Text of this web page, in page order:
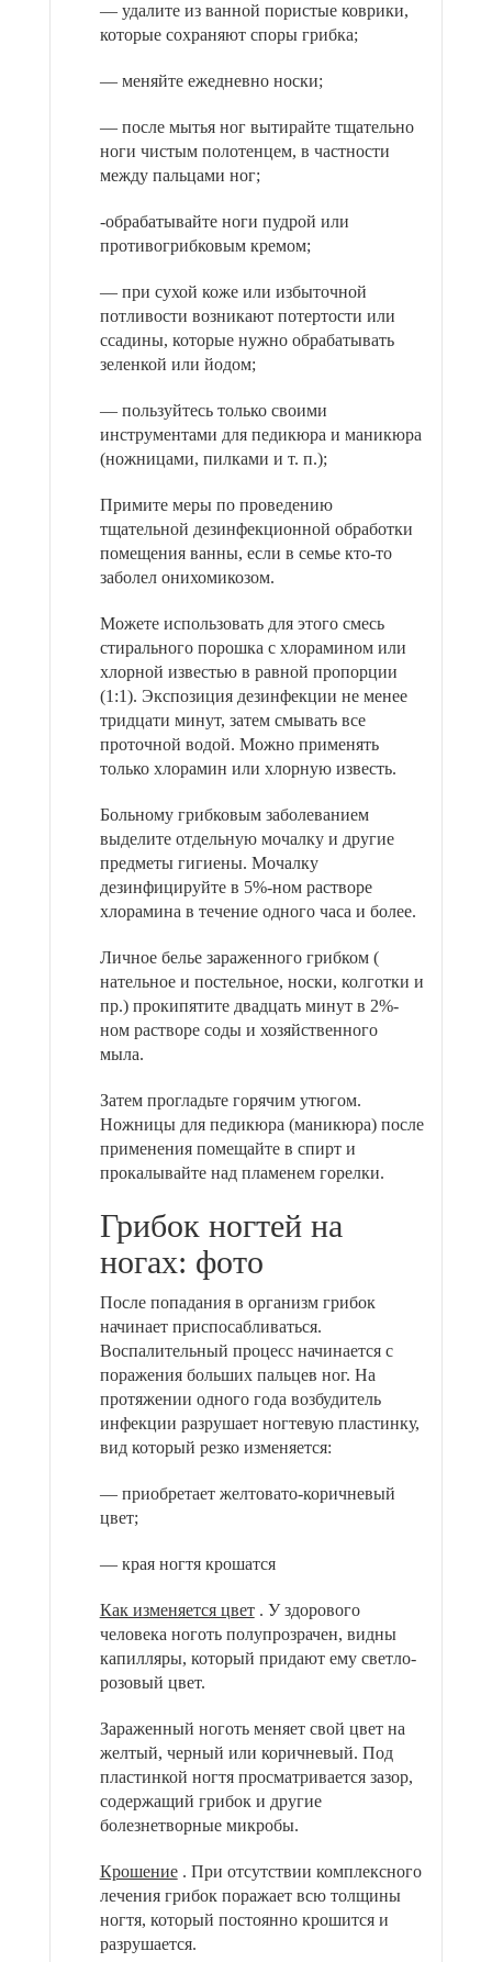
— удалите из ванной пористые коврики,
которые сохраняют споры грибка;
— меняйте ежедневно носки;
— после мытья ног вытирайте тщательно
ноги чистым полотенцем, в частности
между пальцами ног;
-обрабатывайте ноги пудрой или
противогрибковым кремом;
— при сухой коже или избыточной
потливости возникают потертости или
ссадины, которые нужно обрабатывать
зеленкой или йодом;
— пользуйтесь только своими
инструментами для педикюра и маникюра
(ножницами, пилками и т. п.);
Примите меры по проведению
тщательной дезинфекционной обработки
помещения ванны, если в семье кто-то
заболел онихомикозом.
Можете использовать для этого смесь
стирального порошка с хлорамином или
хлорной известью в равной пропорции
(1:1). Экспозиция дезинфекции не менее
тридцати минут, затем смывать все
проточной водой. Можно применять
только хлорамин или хлорную известь.
Больному грибковым заболеванием
выделите отдельную мочалку и другие
предметы гигиены. Мочалку
дезинфицируйте в 5%-ном растворе
хлорамина в течение одного часа и более.
Личное белье зараженного грибком (
нательное и постельное, носки, колготки и
пр.) прокипятите двадцать минут в 2%-
ном растворе соды и хозяйственного
мыла.
Затем прогладьте горячим утюгом.
Ножницы для педикюра (маникюра) после
применения помещайте в спирт и
прокалывайте над пламенем горелки.
Грибок ногтей на
ногах: фото
После попадания в организм грибок
начинает приспосабливаться.
Воспалительный процесс начинается с
поражения больших пальцев ног. На
протяжении одного года возбудитель
инфекции разрушает ногтевую пластинку,
вид который резко изменяется:
— приобретает желтовато-коричневый
цвет;
— края ногтя крошатся
Как изменяется цвет. У здорового
человека ноготь полупрозрачен, видны
капилляры, который придают ему светло-
розовый цвет.
Зараженный ноготь меняет свой цвет на
желтый, черный или коричневый. Под
пластинкой ногтя просматривается зазор,
содержащий грибок и другие
болезнетворные микробы.
Крошение. При отсутствии комплексного
лечения грибок поражает всю толщины
ногтя, который постоянно крошится и
разрушается.